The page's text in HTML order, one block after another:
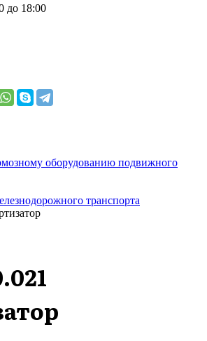
до 18:00
оборудованию подвижного
транспорта